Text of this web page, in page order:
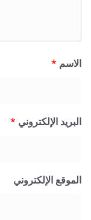
الاسم *
البريد الإلكتروني *
الموقع الإلكتروني